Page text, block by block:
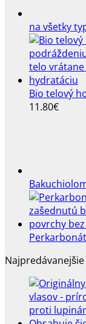
na všetky
Bio telový
11.80€
Najpredávanejšie